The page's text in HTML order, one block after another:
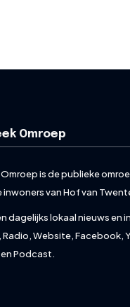
Omroep
is de publieke
inwoners van Hof van
dagelijks lokaal nieuws en
Radio, Website, Facebook,
Podcast.